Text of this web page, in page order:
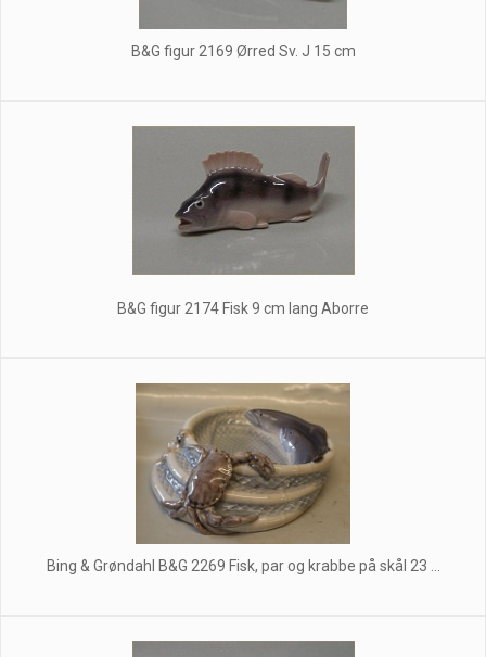
B&G figur 2169 Ørred Sv. J 15 cm
B&G figur 2174 Fisk 9 cm lang Aborre
Bing & Grøndahl B&G 2269 Fisk, par og krabbe på skål 23 ...